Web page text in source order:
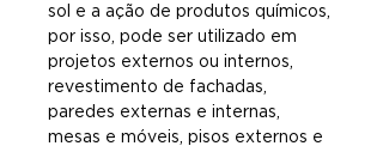
sol e a ação de produtos químicos,
por isso, pode ser utilizado em
projetos externos ou internos,
revestimento de fachadas,
paredes externas e internas,
mesas e móveis, pisos externos e